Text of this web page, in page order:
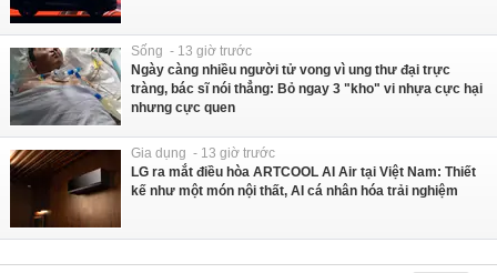
Sống - 13 giờ trước
Ngày càng nhiều người tử vong vì ung thư đại trực
tràng, bác sĩ nói thẳng: Bỏ ngay 3 "kho" vi nhựa cực hại
nhưng cực quen
Gia dụng - 13 giờ trước
LG ra mắt điều hòa ARTCOOL AI Air tại Việt Nam: Thiết
kế như một món nội thất, AI cá nhân hóa trải nghiệm